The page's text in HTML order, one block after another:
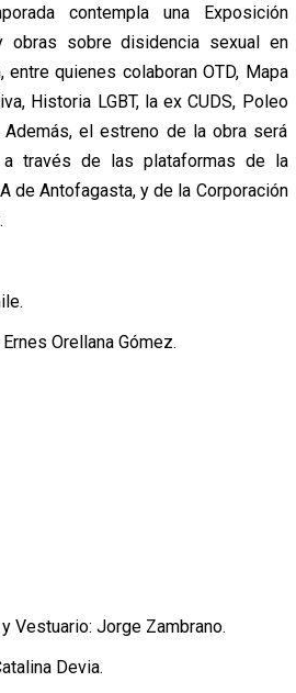
contempla una Exposición
obras sobre disidencia sexual en
quienes colaboran OTD, Mapa
Historia LGBT, la ex CUDS, Poleo
Además, el estreno de la obra será
a través de las plataformas de la
de Antofagasta, y de la Corporación
Orellana Gómez.
Vestuario: Jorge Zambrano.
Devia.